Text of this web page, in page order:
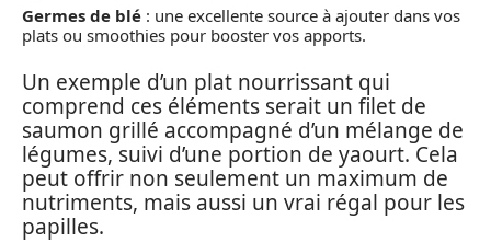
Germes de blé : une excellente source à ajouter dans vos
plats ou smoothies pour booster vos apports.
Un exemple d’un plat nourrissant qui
comprend ces éléments serait un filet de
saumon grillé accompagné d’un mélange de
légumes, suivi d’une portion de yaourt. Cela
peut offrir non seulement un maximum de
nutriments, mais aussi un vrai régal pour les
papilles.